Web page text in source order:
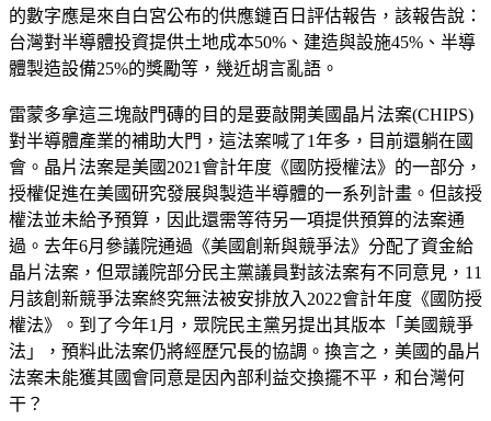
的數字應是來自白宮公布的供應鏈百日評估報告，該報告說：
台灣對半導體投資提供土地成本50%、建造與設施45%、半導
體製造設備25%的獎勵等，幾近胡言亂語。
雷蒙多拿這三塊敲門磚的目的是要敲開美國晶片法案(CHIPS)
對半導體產業的補助大門，這法案喊了1年多，目前還躺在國
會。晶片法案是美國2021會計年度《國防授權法》的一部分，
授權促進在美國研究發展與製造半導體的一系列計畫。但該授
權法並未給予預算，因此還需等待另一項提供預算的法案通
過。去年6月參議院通過《美國創新與競爭法》分配了資金給
晶片法案，但眾議院部分民主黨議員對該法案有不同意見，11
月該創新競爭法案終究無法被安排放入2022會計年度《國防授
權法》。到了今年1月，眾院民主黨另提出其版本「美國競爭
法」，預料此法案仍將經歷冗長的協調。換言之，美國的晶片
法案未能獲其國會同意是因內部利益交換擺不平，和台灣何
干？